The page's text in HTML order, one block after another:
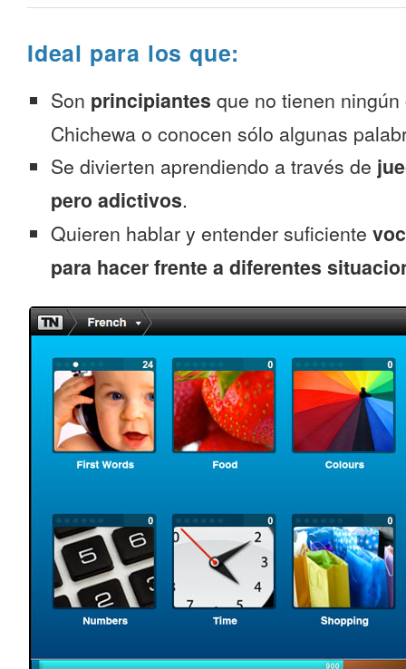
Ideal para los que:
Son principiantes que no tienen
Chichewa o conocen sólo algunas
Se divierten aprendiendo a través de
pero adictivos.
Quieren hablar y entender suficiente
para hacer frente a diferentes